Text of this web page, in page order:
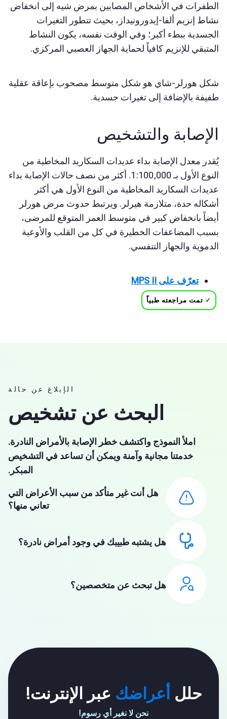
الطفرات في الأشخاص المصابين بمرض شيه إلى انخفاض
نشاط إنزيم ألفا-إيدورونيداز، بحيث تتطور التغيرات
الجسدية ببطء أكبر؛ وفي الوقت نفسه، يكون النشاط
المتبقي للإنزيم كافياً لحماية الجهاز العصبي المركزي.
شكل هورلر-شاي هو شكل متوسط مصحوب بإعاقة عقلية
طفيفة بالإضافة إلى تغيرات جسدية.
الإصابة والتشخيص
يُقدر معدل الإصابة بداء عديدات السكاريد المخاطية من
النوع الأول بـ 1:100,000. أكثر من نصف حالات الإصابة بداء
عديدات السكاريد المخاطية من النوع الأول هي أكثر
أشكاله حدة، متلازمة هيرلر. ويرتبط حدوث مرض هورلر
أيضاً بانخفاض كبير في متوسط العمر المتوقع للمرضى،
بسبب المضاعفات الخطيرة في كل من القلب والأوعية
الدموية والجهاز التنفسي.
تعرّف على MPS II
✓ تمت مراجعته طبياً
الإبلاغ عن حالة
البحث عن تشخيص
املأ النموذج واكتشف خطر الإصابة بالأمراض النادرة.
خدمتنا مجانية وآمنة ويمكن أن تساعد في التشخيص
المبكر.
هل أنت غير متأكد من سبب الأعراض التي
تعاني منها؟
هل يشتبه طبيبك في وجود أمراض نادرة؟
هل تبحث عن متخصصين؟
حلل أعراضك عبر الإنترنت!
نحن لا نغير أي رسوم!